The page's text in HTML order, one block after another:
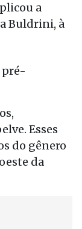
a
Buldrini, à
pré-
Esses
do gênero
da